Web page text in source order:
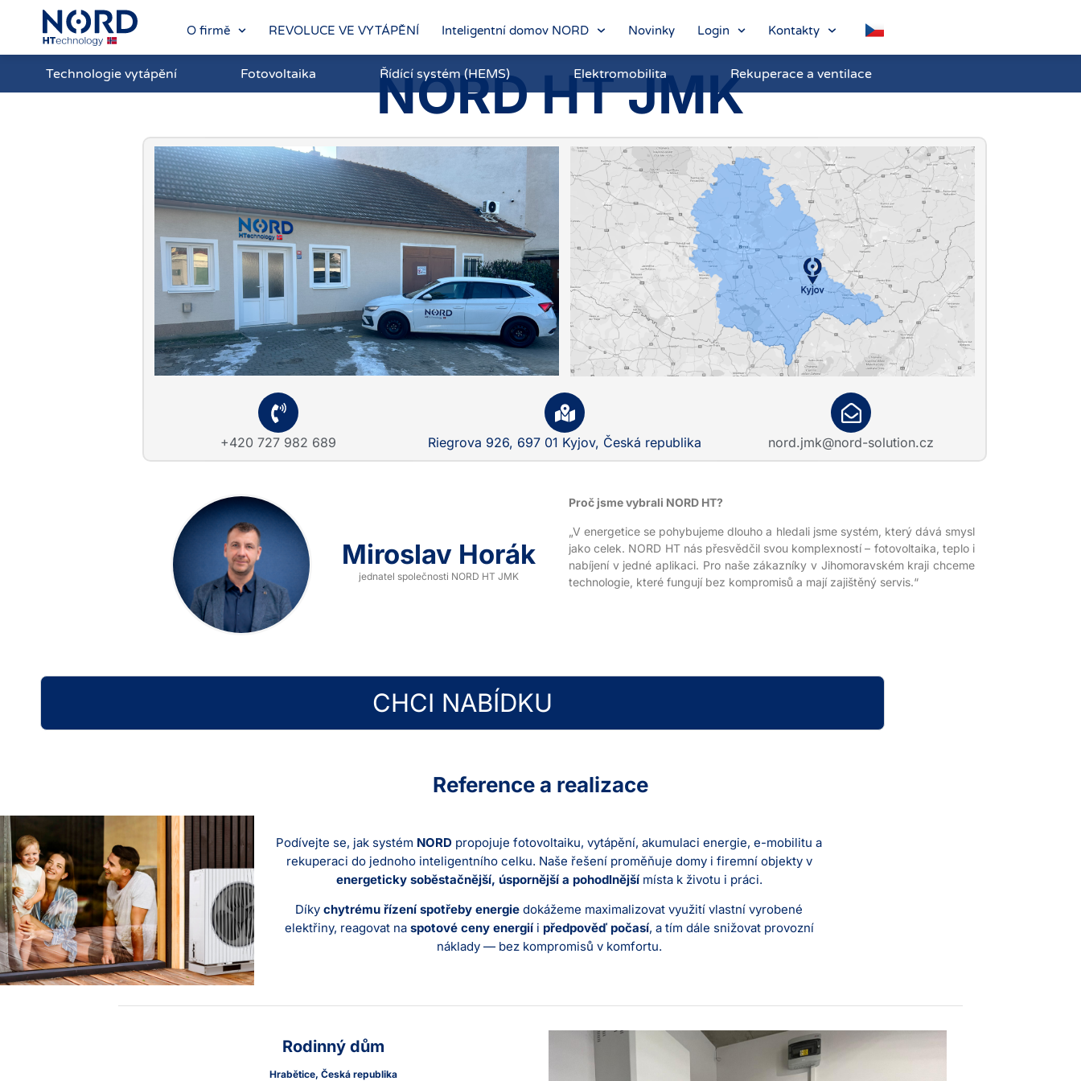
O firmě REVOLUCE VE VYTÁPĚNÍ Inteligentní domov NORD Novinky Login Kontakty
Technologie vytápění Fotovoltaika Řídící systém (HEMS) Elektromobilita Rekuperace a ventilace
NORD HT JMK
+420 727 982 689 Riegrova 926, 697 01 Kyjov, Česká republika nord.jmk@nord-solution.cz
Miroslav Horák
jednatel společnosti NORD HT JMK
Proč jsme vybrali NORD HT?
„V energetice se pohybujeme dlouho a hledali jsme systém, který dává smysl
jako celek. NORD HT nás přesvědčil svou komplexností – fotovoltaika, teplo i
nabíjení v jedné aplikaci. Pro naše zákazníky v Jihomoravském kraji chceme
technologie, které fungují bez kompromisů a mají zajištěný servis.“
CHCI NABÍDKU
Reference a realizace
Podívejte se, jak systém NORD propojuje fotovoltaiku, vytápění, akumulaci energie, e-mobilitu a
rekuperaci do jednoho inteligentního celku. Naše řešení proměňuje domy i firemní objekty v
energeticky soběstačnější, úspornější a pohodlnějšímísta k životu i práci.
Díkychytrému řízení spotřeby energie dokážeme maximalizovat využití vlastní vyrobené
elektřiny, reagovat na spotové ceny energiíi předpověď počasí, a tím dále snižovat provozní
náklady — bez kompromisů v komfortu.
Rodinný dům
Hrabětice, Česká republika